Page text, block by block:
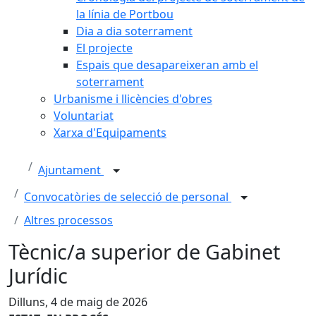
la línia de Portbou
Dia a dia soterrament
El projecte
Espais que desapareixeran amb el
soterrament
Urbanisme i llicències d'obres
Voluntariat
Xarxa d'Equipaments
Ajuntament
Convocatòries de selecció de personal
Altres processos
Tècnic/a superior de Gabinet
Jurídic
Dilluns, 4 de maig de 2026